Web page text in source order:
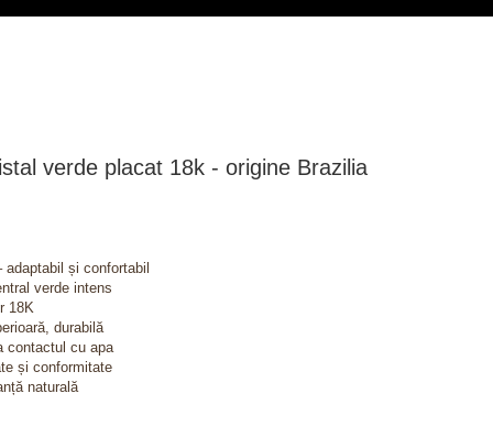
verde placat 18k - origine Brazilia
și confortabil
verde intens
18K
durabilă
contactul cu apa
și conformitate
naturală